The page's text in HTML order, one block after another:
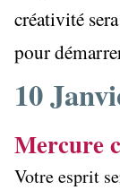
créativité
pour
10
Mercure
Votre esprit